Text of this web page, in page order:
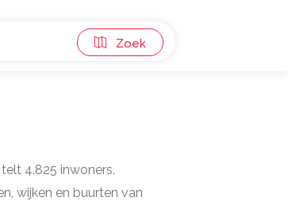
Zoek
4.825 inwoners.
wijken en buurten van